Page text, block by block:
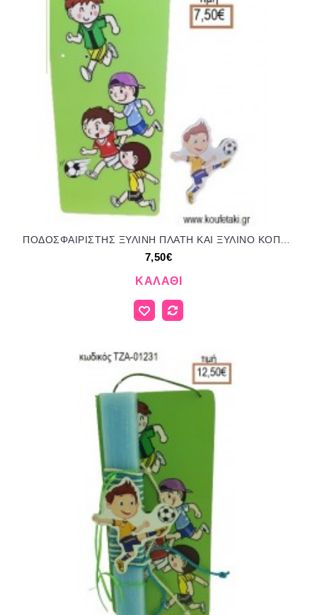
ΠΟΔΟΣΦΑΙΡΙΣΤΗΣ ΞΥΛΙΝΗ ΠΛΑΤΗ ΚΑΙ ΞΥΛΙΝΟ ΚΟΠΤΙΚΟ για λαμπάδα πασχαλινή ΤΖΑ-01247/41200 7.50€!!!
7,50€
ΚΑΛΆΘΙ